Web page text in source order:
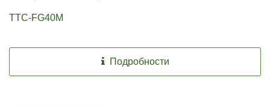
TTC-FG40M
Подробности